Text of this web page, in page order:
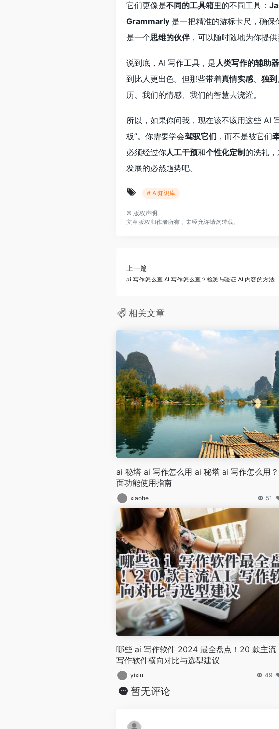
它们更像是不同的工具箱里的不同工具：
Grammarly 是一把精准的游标卡尺，确保
是一个思维的伙伴，可以随时随地为你提供
说到底，AI 写作工具，是人类写作的辅助器
到比人更出色。但那些带着真情实感、 独到
历、我们的情感、我们的智慧去浇灌。
所以，如果你问我，现在该不该用这些 AI
板”。你需要学会驾驭它们 ，而不是被它们
必须经过你人工干预和个性化定制 的洗礼
发展的必然趋势吧。
# AI知识库
© 版权声明
文章版权归作者所有，未经允许请勿转载。
上一篇
ai 写作怎么查 AI 写作怎么查？检测与验证 AI 内容的方法
相关文章
ai 秘塔 ai 写作怎么用 ai 秘塔 ai 写作怎么用
面功能使用指南
xiaohe 51
哪些 ai 写作软件 2024 最全盘点！20 款主流
写作软件横向对比与选型建议
yixiu 49
暂无评论